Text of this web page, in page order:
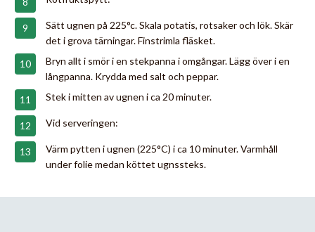
Sätt ugnen på 225°c. Skala potatis, rotsaker och lök. Skär
det i grova tärningar. Finstrimla fläsket.
Bryn allt i smör i en stekpanna i omgångar. Lägg över i en
långpanna. Krydda med salt och peppar.
Stek i mitten av ugnen i ca 20 minuter.
Vid serveringen:
Värm pytten i ugnen (225°C) i ca 10 minuter. Varmhåll
under folie medan köttet ugnssteks.